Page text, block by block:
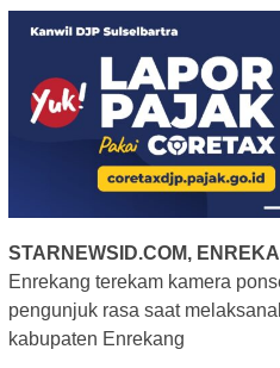
STARNEWSID.COM,
Enrekang terekam kamera
pengunjuk rasa saat
kabupaten Enrekang